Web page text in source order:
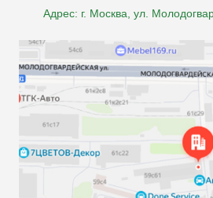
Адрес: г. Москва, ул.